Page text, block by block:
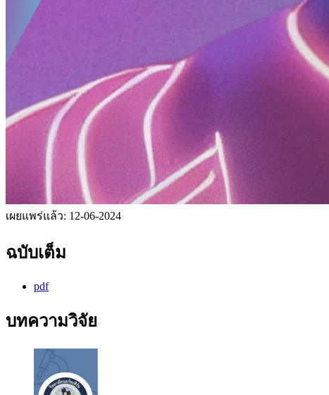
เผยแพร่แล้ว: 12-06-2024
ฉบับเต็ม
pdf
บทความวิจัย